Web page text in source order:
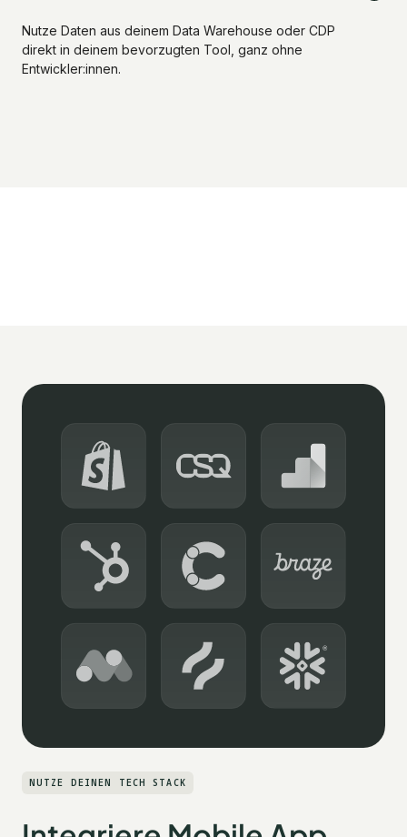
Nutze Daten aus deinem Data Warehouse oder CDP
direkt in deinem bevorzugten Tool, ganz ohne
Entwickler:innen.
NUTZE DEINEN TECH STACK